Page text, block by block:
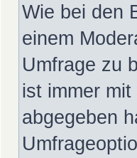
Wie bei den
einem
Umfrage zu
ist immer
abgegeben